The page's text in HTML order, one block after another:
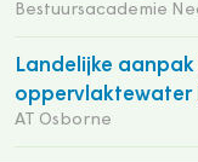
Bestuursacademie
Landelijke
oppervlaktewater
AT Osborne